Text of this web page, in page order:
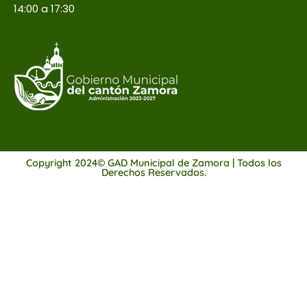
14:00 a 17:30
Copyright 2024© GAD Municipal de Zamora | Todos los
Derechos Reservados.